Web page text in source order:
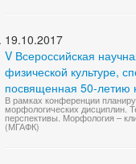
19.10.2017
V Всероссийская
физической культуре,
посвященная 50-
В рамках конференции
морфологических дисциплин.
перспективы. Морфология –
(МГАФК)